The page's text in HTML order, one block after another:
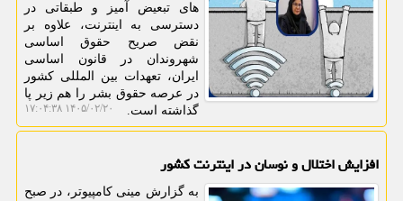
های تبعیض آمیز و طبقاتی در
دسترسی به اینترنت، علاوه بر
نقض صریح حقوق اساسی
شهروندان در قانون اساسی
ایران، تعهدات بین المللی کشور
در عرصه حقوق بشر را هم زیر پا
گذاشته است.
۱۴۰۵/۰۲/۲۰ ۱۷:۰۴:۳۸
افزایش اختلال و نوسان در اینترنت کشور
به گزارش مینی کامپیوتر، در صبح